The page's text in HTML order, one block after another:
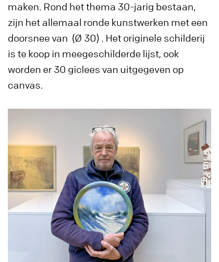
maken. Rond het thema 30-jarig bestaan,
zijn het allemaal ronde kunstwerken met een
doorsnee van (Ø 30) . Het originele schilderij
is te koop in meegeschilderde lijst, ook
worden er 30 giclees van uitgegeven op
canvas.